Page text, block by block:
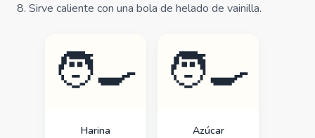
8. Sirve caliente con una bola de helado de vainilla.
🧑‍🍳
Harina
🧑‍🍳
Azúcar